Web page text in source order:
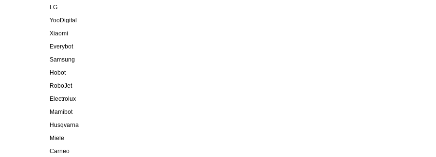
LG
YooDigital
Xiaomi
Everybot
Samsung
Hobot
RoboJet
Electrolux
Mamibot
Husqvarna
Miele
Carneo